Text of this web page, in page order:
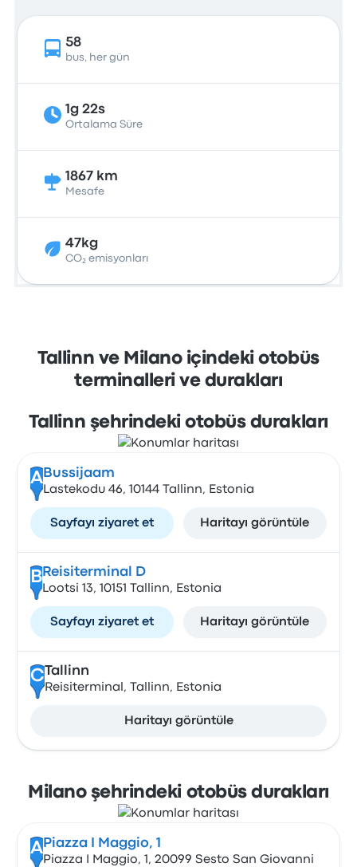
58
bus, her gün
1g 22s
Ortalama Süre
1867 km
Mesafe
47kg
CO₂ emisyonları
Tallinn ve Milano içindeki otobüs
terminalleri ve durakları
Tallinn şehrindeki otobüs durakları
A Bussijaam
Lastekodu 46, 10144 Tallinn, Estonia
Sayfayı ziyaret et Haritayı görüntüle
B Reisiterminal D
Lootsi 13, 10151 Tallinn, Estonia
Sayfayı ziyaret et Haritayı görüntüle
CTallinn
Reisiterminal, Tallinn, Estonia
Haritayı görüntüle
Milano şehrindeki otobüs durakları
A Piazza I Maggio, 1
Piazza I Maggio, 1, 20099 Sesto San Giovanni